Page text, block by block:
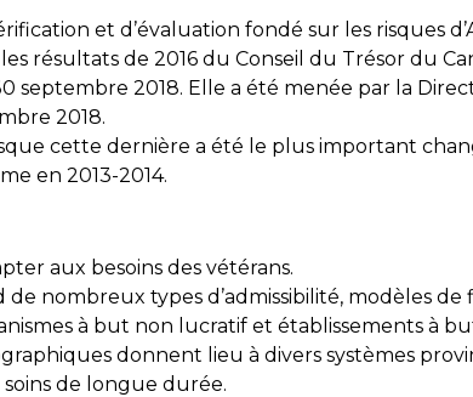
et d’évaluation fondé sur les risques
résultats de 2016 du Conseil du Trésor du
septembre 2018. Elle a été menée par la
2018.
cette dernière a été le plus important
en 2013-2014.
aux besoins des vétérans.
nombreux types d’admissibilité, modèles
à but non lucratif et établissements à
donnent lieu à divers systèmes
de longue durée.